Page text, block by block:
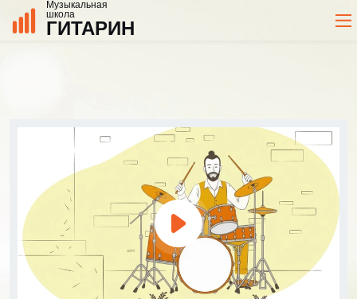
Музыкальная
школа
ГИТАРИН